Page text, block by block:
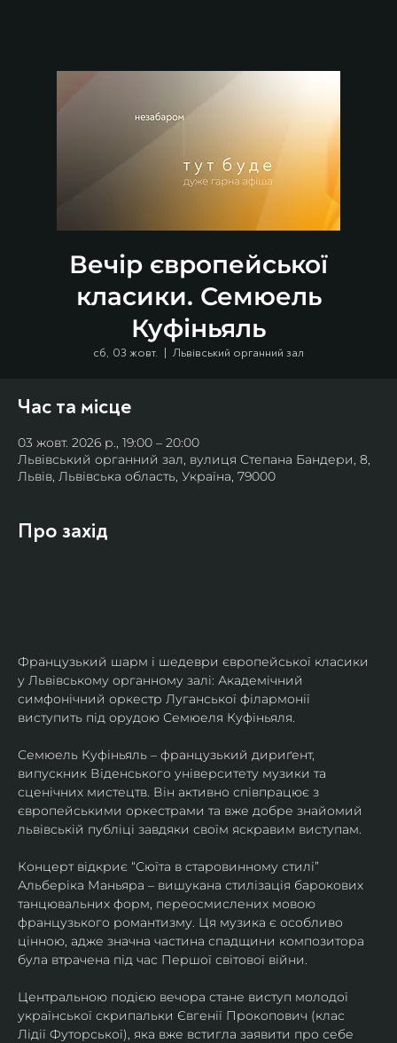
Вечір європейської
класики. Семюель
Куфіньяль
сб, 03 жовт.
  |
Львівський органний зал
Час та місце
03 жовт. 2026 р., 19:00 – 20:00
Львівський органний зал, вулиця Степана Бандери, 8,
Львів, Львівська область, Україна, 79000
Про захід
Французький шарм і шедеври європейської класики
у Львівському органному залі: Академічний
симфонічний оркестр Луганської філармонії
виступить під орудою Семюеля Куфіньяля.
Семюель Куфіньяль – французький дириґент,
випускник Віденського університету музики та
сценічних мистецтв. Він активно співпрацює з
європейськими оркестрами та вже добре знайомий
львівській публіці завдяки своїм яскравим виступам.
Концерт відкриє “Сюїта в старовинному стилі”
Альберіка Маньяра – вишукана стилізація барокових
танцювальних форм, переосмислених мовою
французького романтизму. Ця музика є особливо
цінною, адже значна частина спадщини композитора
була втрачена під час Першої світової війни.
Центральною подією вечора стане виступ молодої
української скрипальки Євгенії Прокопович (клас
Лідії Футорської), яка вже встигла заявити про себе